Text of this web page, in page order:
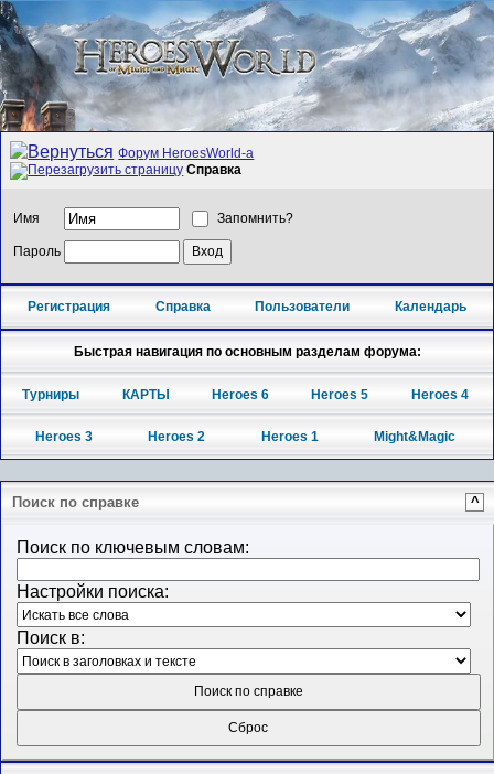
Форум HeroesWorld-а
Справка
Имя Запомнить?
Пароль
Регистрация Справка Пользователи Календарь
Быстрая навигация по основным разделам форума:
Турниры КАРТЫ Heroes 6 Heroes 5 Heroes 4
Heroes 3 Heroes 2 Heroes 1 Might&Magic
Поиск по справке ^
Поиск по ключевым словам:
Настройки поиска:
Поиск в: